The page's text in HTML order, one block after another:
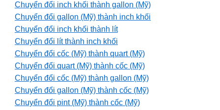
Chuyển đổi inch khối thành gallon (Mỹ)
Chuyển đổi gallon (Mỹ) thành inch khối
Chuyển đổi inch khối thành lít
Chuyển đổi lít thành inch khối
Chuyển đổi cốc (Mỹ) thành quart (Mỹ)
Chuyển đổi quart (Mỹ) thành cốc (Mỹ)
Chuyển đổi cốc (Mỹ) thành gallon (Mỹ)
Chuyển đổi gallon (Mỹ) thành cốc (Mỹ)
Chuyển đổi pint (Mỹ) thành cốc (Mỹ)